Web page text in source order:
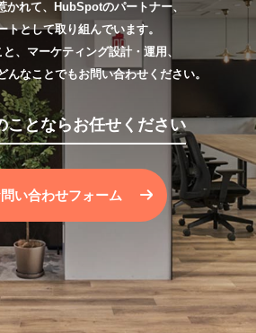
かれて、HubSpotのパートナー、
トとして取り組んでいます。
、マーケティング設計・運用、
んなことでもお問い合わせください。
ことならお任せください
い合わせフォーム